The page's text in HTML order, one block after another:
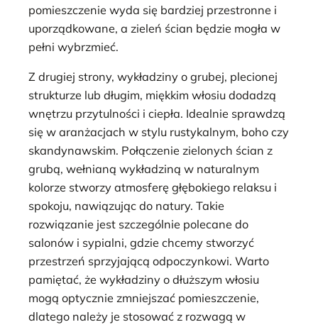
pomieszczenie wyda się bardziej przestronne i
uporządkowane, a zieleń ścian będzie mogła w
pełni wybrzmieć.
Z drugiej strony, wykładziny o grubej, plecionej
strukturze lub długim, miękkim włosiu dodadzą
wnętrzu przytulności i ciepła. Idealnie sprawdzą
się w aranżacjach w stylu rustykalnym, boho czy
skandynawskim. Połączenie zielonych ścian z
grubą, wełnianą wykładziną w naturalnym
kolorze stworzy atmosferę głębokiego relaksu i
spokoju, nawiązując do natury. Takie
rozwiązanie jest szczególnie polecane do
salonów i sypialni, gdzie chcemy stworzyć
przestrzeń sprzyjającą odpoczynkowi. Warto
pamiętać, że wykładziny o dłuższym włosiu
mogą optycznie zmniejszać pomieszczenie,
dlatego należy je stosować z rozwagą w